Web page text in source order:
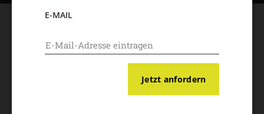
E-MAIL
Jetzt anfordern